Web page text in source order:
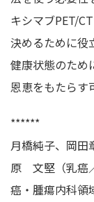
キシマブPET/
決めるために役
健康状態のため
恩恵をもたらす
******
月橋純子、岡
原 文堅（乳癌
癌・腫瘍内科